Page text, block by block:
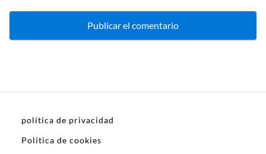
política de privacidad
Política de cookies